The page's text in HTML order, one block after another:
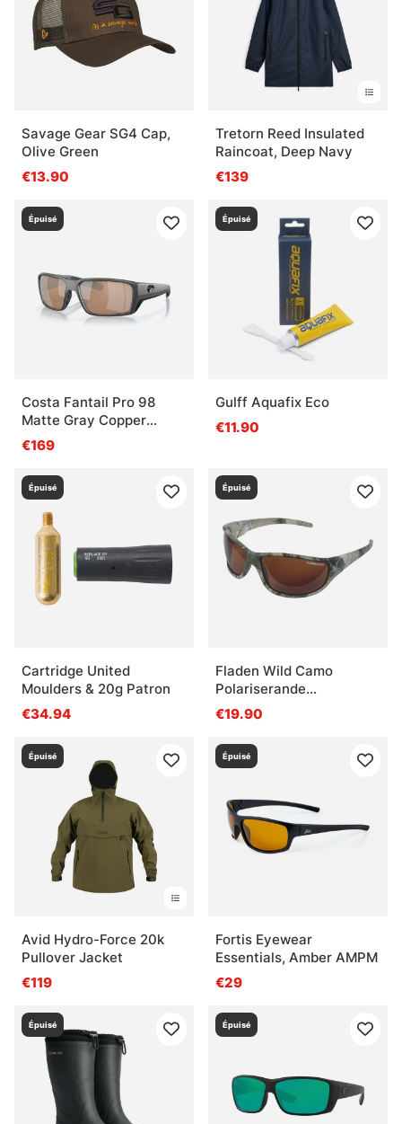
Savage Gear SG4 Cap,
Olive Green
€13.90
Tretorn Reed Insulated
Raincoat, Deep Navy
€139
Épuisé
Costa Fantail Pro 98
Matte Gray Copper
Silver Mirror 580G
€169
Épuisé
Gulff Aquafix Eco
€11.90
Épuisé
Cartridge United
Moulders & 20g Patron
€34.94
Épuisé
Fladen Wild Camo
Polariserande
Sunglasses Amber Lins
€19.90
Épuisé
Avid Hydro-Force 20k
Pullover Jacket
€119
Épuisé
Fortis Eyewear
Essentials, Amber AMPM
€29
Épuisé Épuisé